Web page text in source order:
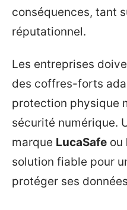
conséquences, tant
réputationnel.
Les entreprises
des coffres-forts
protection physique
sécurité numérique.
marque LucaSafe ou
solution fiable pour
protéger ses